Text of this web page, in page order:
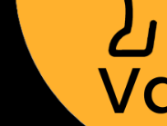
unidades de
entregará el
estas